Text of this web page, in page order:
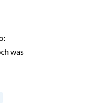
was
Snow Black Masken von